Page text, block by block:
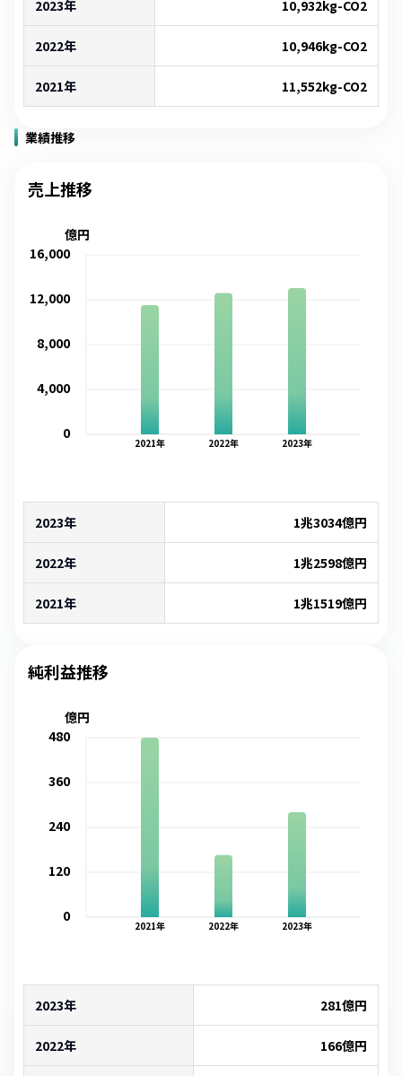
2023年 10,932kg-CO2
2022年 10,946kg-CO2
2021年 11,552kg-CO2
業績推移
売上推移
2021年 2022年 2023年
0
4,000
8,000
12,000
16,000
億円
2023年 1兆3034億円
2022年 1兆2598億円
2021年 1兆1519億円
純利益推移
2021年 2022年 2023年
0
120
240
360
480
億円
2023年 281億円
2022年 166億円